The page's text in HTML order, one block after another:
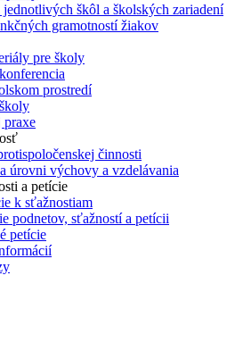
jednotlivých škôl a školských zariadení
gramotností žiakov
pre školy
prostredí
praxe
činnosti
úrovni výchovy a vzdelávania
a petície
k sťažnostiam
podnetov, sťažností a petícii
petície